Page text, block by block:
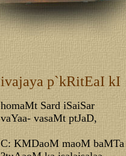
ivajaya p`kRitEaI kI
homaMt Sard iSaiSar
vaYaa- vasaMt ptJaD,
C: KMDaoM maoM baMTa